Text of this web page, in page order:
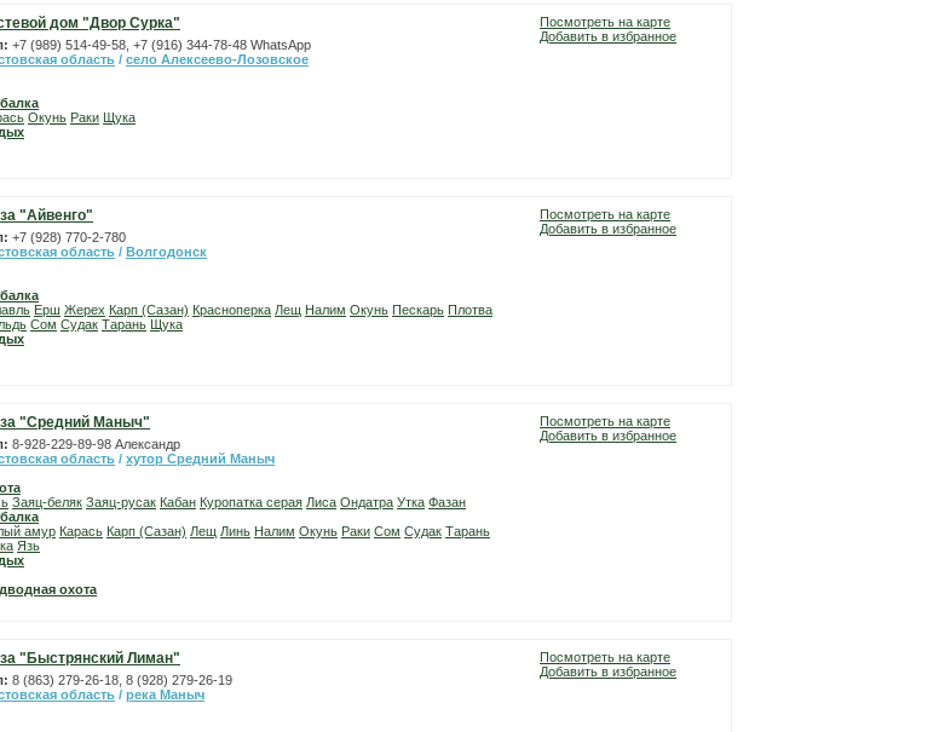
дом "Двор Сурка"
+7 (989) 514-49-58, +7 (916) 344-78-48 WhatsApp
область / село Алексеево-Лозовское
Окунь Раки Щука
Посмотреть на карте
Добавить в избранное
"Айвенго"
+7 (928) 770-2-780
область / Волгодонск
Ерш Жерех Карп (Сазан) Красноперка Лещ Налим Окунь Пескарь Плотва
Сом Судак Тарань Щука
Посмотреть на карте
Добавить в избранное
"Средний Маныч"
8-928-229-89-98 Александр
область / хутор Средний Маныч
Заяц-беляк Заяц-русак Кабан Куропатка серая Лиса Ондатра Утка Фазан
амур Карась Карп (Сазан) Лещ Линь Налим Окунь Раки Сом Судак Тарань
Язь
охота
Посмотреть на карте
Добавить в избранное
"Быстрянский Лиман"
8 (863) 279-26-18, 8 (928) 279-26-19
область / река Маныч
Посмотреть на карте
Добавить в избранное